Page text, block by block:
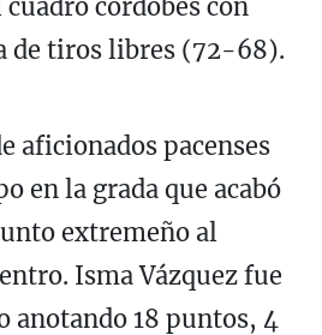
cordobés con
de tiros libres (72-68).
aficionados pacenses
en la grada que acabó
extremeño al
Isma Vázquez fue
anotando 18 puntos, 4